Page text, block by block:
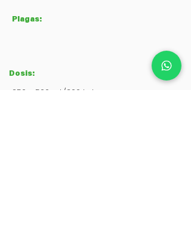
Plagas:
Dosis:
250 - 500 mL/200 L de agua